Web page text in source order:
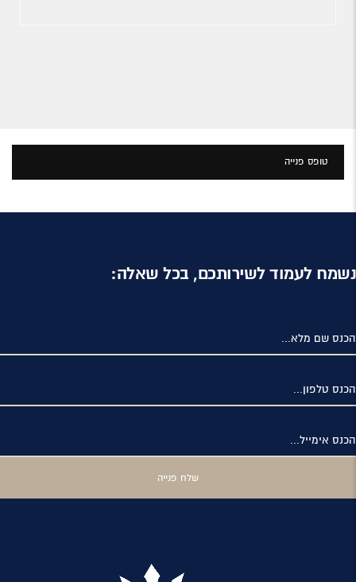
טופס פנייה
נשמח לעמוד לשירותכם, בכל שאלה:
הכנס שם מלא...
הכנס טלפון...
הכנס אימייל...
שלח פנייה